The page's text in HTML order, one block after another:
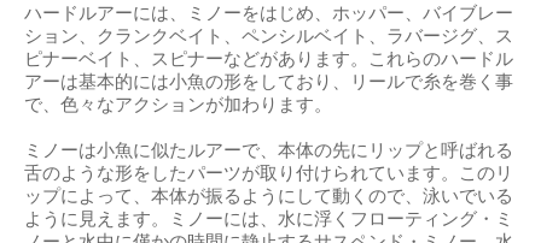
ハードルアーには、ミノーをはじめ、ホッパー、バイブレー
ション、クランクベイト、ペンシルベイト、ラバージグ、ス
ピナーベイト、スピナーなどがあります。これらのハードル
アーは基本的には小魚の形をしており、リールで糸を巻く事
で、色々なアクションが加わります。
ミノーは小魚に似たルアーで、本体の先にリップと呼ばれる
舌のような形をしたパーツが取り付けられています。このリ
ップによって、本体が振るようにして動くので、泳いでいる
ように見えます。ミノーには、水に浮くフローティング・ミ